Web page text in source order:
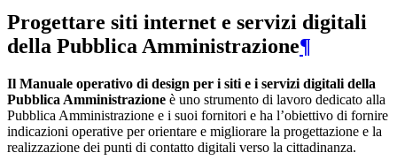
Progettare siti internet e servizi digitali
della Pubblica Amministrazione¶
Il Manuale operativo di design per i siti e i servizi digitali della
Pubblica Amministrazione è uno strumento di lavoro dedicato alla
Pubblica Amministrazione e i suoi fornitori e ha l’obiettivo di fornire
indicazioni operative per orientare e migliorare la progettazione e la
realizzazione dei punti di contatto digitali verso la cittadinanza.